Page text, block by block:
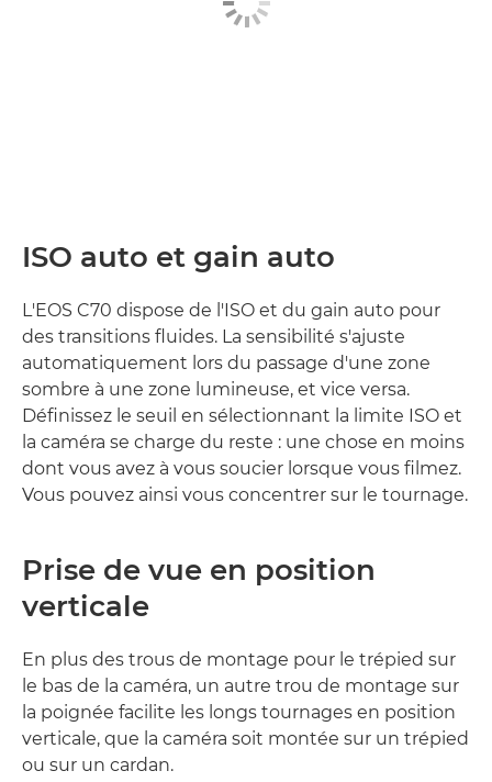
ISO auto et gain auto
L'EOS C70 dispose de l'ISO et du gain auto pour
des transitions fluides. La sensibilité s'ajuste
automatiquement lors du passage d'une zone
sombre à une zone lumineuse, et vice versa.
Définissez le seuil en sélectionnant la limite ISO et
la caméra se charge du reste : une chose en moins
dont vous avez à vous soucier lorsque vous filmez.
Vous pouvez ainsi vous concentrer sur le tournage.
Prise de vue en position
verticale
En plus des trous de montage pour le trépied sur
le bas de la caméra, un autre trou de montage sur
la poignée facilite les longs tournages en position
verticale, que la caméra soit montée sur un trépied
ou sur un cardan.